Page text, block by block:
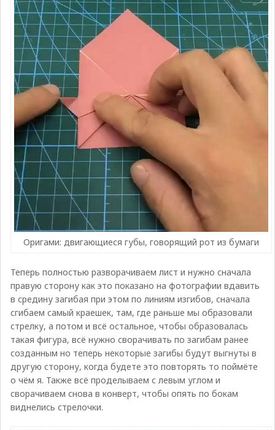
Оригами: двигающиеся губы, говорящий рот из бумаги
Теперь полностью разворачиваем лист и нужно сначала
правую сторону как это показано на фотографии вдавить
в средину загибая при этом по линиям изгибов, сначала
сгибаем самый краешек, там, где раньше мы образовали
стрелку, а потом и всё остальное, чтобы образовалась
такая фигура, всё нужно сворачивать по загибам ранее
созданным но теперь некоторые загибы будут выгнуты в
другую сторону, когда будете это повторять то поймёте
о чём я. Также всё проделываем с левым углом и
сворачиваем снова в конверт, чтобы опять по бокам
виднелись стрелочки.